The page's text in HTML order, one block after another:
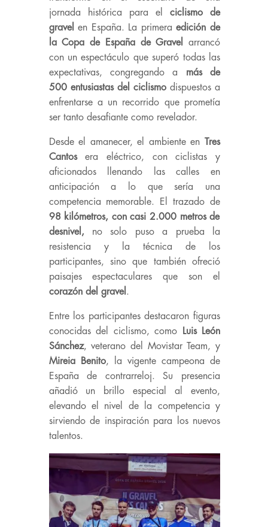
jornada histórica para el ciclismo de
gravel en España. La primeraedición de
la Copa de España de Gravel
arrancó
con un espectáculo que superó todas las
expectativas, congregando a más de
500 entusiastas del ciclismodispuestos a
enfrentarse a un recorrido que prometía
ser tanto desafiante como revelador.
Desde el amanecer, el ambiente enTres
Cantosera eléctrico, con ciclistas y
aficionados llenando las calles en
anticipación a lo que sería una
competencia memorable. El trazado de
98 kilómetros, con casi 2.000 metros de
desnivel, no solo puso a prueba la
resistencia y la técnica de los
participantes, sino que también ofreció
paisajes espectaculares que son el
corazón del gravel .
Entre los participantes destacaron figuras
conocidas del ciclismo, como
Luis León
Sánchez, veterano del Movistar Team, y
Mireia Benito, la vigente campeona de
España de contrarreloj. Su presencia
añadió un brillo especial al evento,
elevando el nivel de la competencia y
sirviendo de inspiración para los nuevos
talentos.